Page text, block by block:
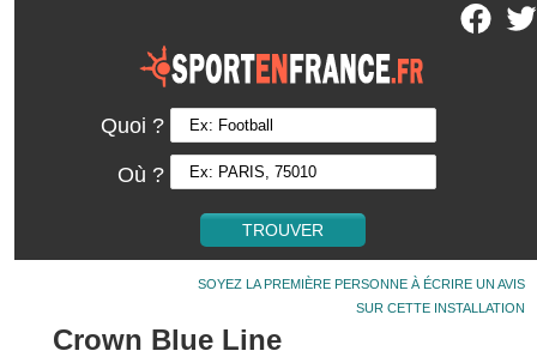
Quoi ?
Où ?
SOYEZ LA PREMIÈRE PERSONNE À ÉCRIRE UN AVIS
SUR CETTE INSTALLATION
Crown Blue Line